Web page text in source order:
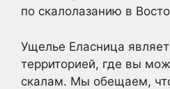
по скалолазанию в
Ущелье Еласница
территорией, где вы
скалам. Мы обещаем,